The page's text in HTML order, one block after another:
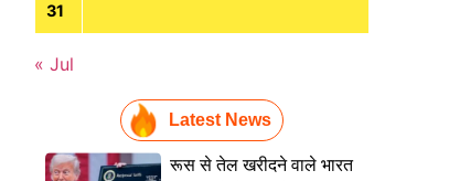
31
« Jul
Latest News
रूस से तेल खरीदने वाले भारत